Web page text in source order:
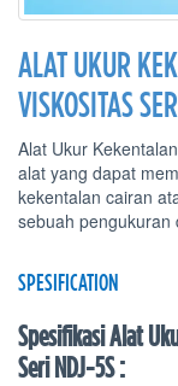
ALAT UKUR
VISKOSITAS
Alat Ukur
alat yang dapat
kekentalan cairan
sebuah pengukuran
SPESIFICATION
Spesifikasi Alat
Seri NDJ-5S :